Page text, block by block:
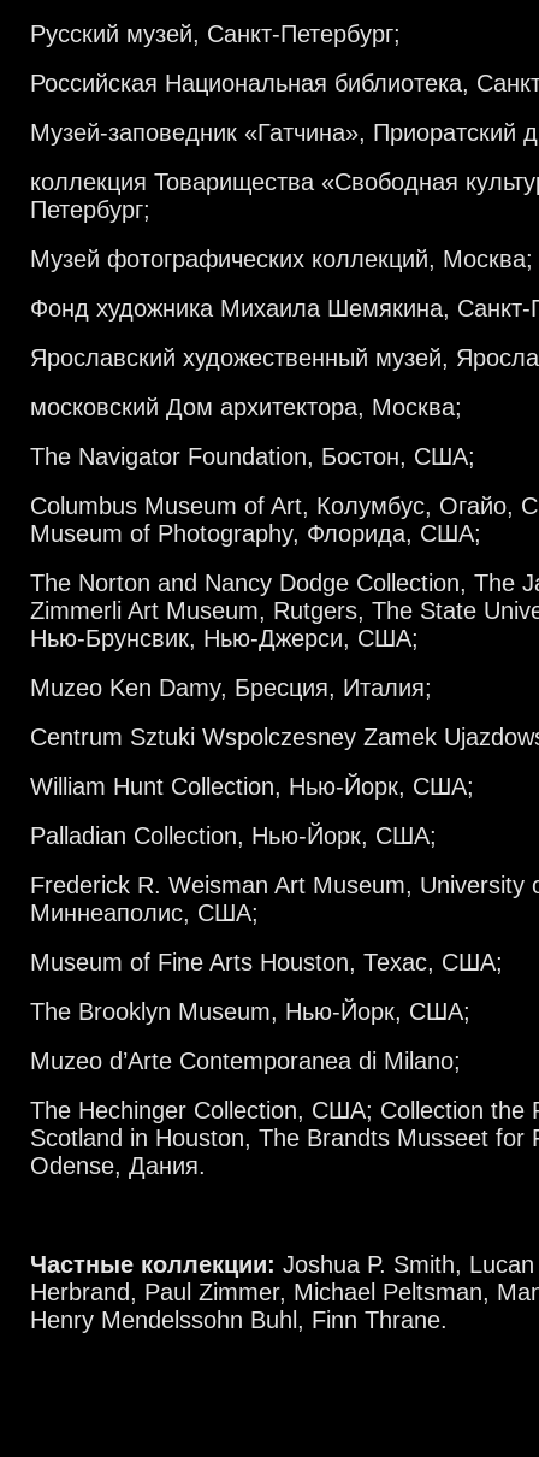
Русский музей, Санкт-Петербург;
Российская Национальная библиотека,
Музей-заповедник «Гатчина», Приоратский
коллекция Товарищества «Свободная
Петербург;
Музей фотографических коллекций, Москва;
Фонд художника Михаила Шемякина, Санкт-
Ярославский художественный музей,
московский Дом архитектора, Москва;
The Navigator Foundation, Бостон, США;
Columbus Museum of Art, Колумбус, Огайо,
Museum of Photography, Флорида, США;
The Norton and Nancy Dodge Collection, The
Zimmerli Art Museum, Rutgers, The State
Нью-Брунсвик, Нью-Джерси, США;
Muzeo Ken Damy, Бресция, Италия;
Centrum Sztuki Wspolczesney Zamek
William Hunt Collection, Нью-Йорк, США;
Palladian Collection, Нью-Йорк, США;
Frederick R. Weisman Art Museum, University
Миннеаполис, США;
Museum of Fine Arts Houston, Техас, США;
The Brooklyn Museum, Нью-Йорк, США;
Muzeo d’Arte Contemporanea di Milano;
The Hechinger Collection, США; Collection the
Scotland in Houston, The Brandts Musseet for
Odense, Дания.
Частные коллекции: Joshua P. Smith,
Herbrand, Paul Zimmer, Michael Peltsman,
Henry Mendelssohn Buhl, Finn Thrane.